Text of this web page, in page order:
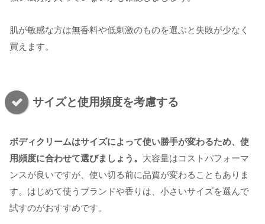
肌が敏感な方は無香料や低刺激のものを選ぶと失敗が少なく
買えます。
サイズと使用頻度を考慮する
ボディクリームはサイズによって使い勝手が変わるため、使
用頻度に合わせて選びましょう。 大容量はコストパフォーマ
ンスが良いですが、使い切る前に品質が変わることもありま
す。はじめて使うブランドや香りは、小さいサイズを選んで
試すのがおすすめです。